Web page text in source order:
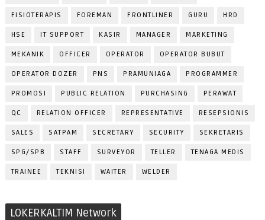
FISIOTERAPIS FOREMAN FRONTLINER GURU HRD
HSE IT SUPPORT KASIR MANAGER MARKETING
MEKANIK OFFICER OPERATOR OPERATOR BUBUT
OPERATOR DOZER PNS PRAMUNIAGA PROGRAMMER
PROMOSI PUBLIC RELATION PURCHASING PERAWAT
QC RELATION OFFICER REPRESENTATIVE RESEPSIONIS
SALES SATPAM SECRETARY SECURITY SEKRETARIS
SPG/SPB STAFF SURVEYOR TELLER TENAGA MEDIS
TRAINEE TEKNISI WAITER WELDER
LOKERKALTIM Network